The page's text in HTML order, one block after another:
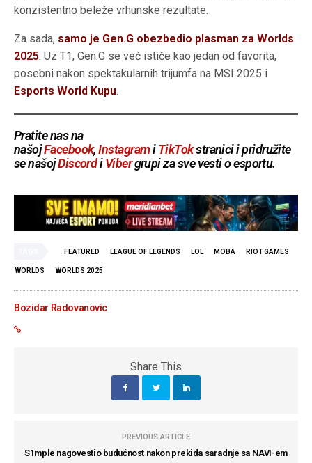
konzistentno beleže vrhunske rezultate.
Za sada, samo je Gen.G obezbedio plasman za Worlds
2025. Uz T1, Gen.G se već ističe kao jedan od favorita,
posebni nakon spektakularnih trijumfa na MSI 2025 i
Esports World Kupu.
Pratite nas na
našojFacebook,InstagramiTikTokstranici i pridružite
se našojDiscordiVibergrupi za sve vesti o esportu.
FEATURED LEAGUE OF LEGENDS LOL MOBA RIOT GAMES
WORLDS WORLDS 2025
Bozidar Radovanovic
Share This
PREVIOUS ARTICLE
S1mple nagovestio budućnost nakon prekida saradnje sa NAVI-em